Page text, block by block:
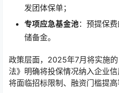
发团体保单；
专项应急基金池：预提保
储备金。
政策层面，2025年7月将实施
法》明确将投保情况纳入企业
将面临招标限制、融资门槛提高